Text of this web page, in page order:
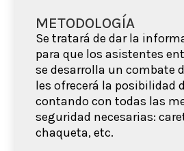
METODOLOGÍA
Se tratará de dar la
para que los asistentes
se desarrolla un combate
les ofrecerá la posibilidad
contando con todas las
seguridad necesarias:
chaqueta, etc.